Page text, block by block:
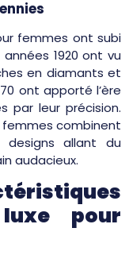
femmes ont subi
1920 ont vu
en diamants et
ont apporté l’ère
par leur précision.
femmes combinent
allant du
audacieux.
pour